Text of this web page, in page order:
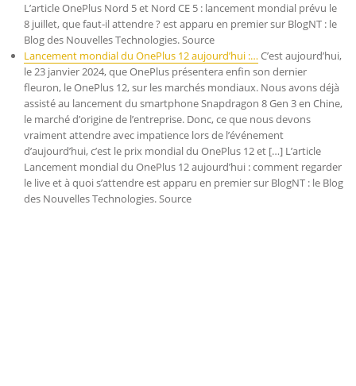
L’article OnePlus Nord 5 et Nord CE 5 : lancement mondial prévu le
8 juillet, que faut-il attendre ? est apparu en premier sur BlogNT : le
Blog des Nouvelles Technologies. Source
Lancement mondial du OnePlus 12 aujourd’hui :…C’est aujourd’hui,
le 23 janvier 2024, que OnePlus présentera enfin son dernier
fleuron, le OnePlus 12, sur les marchés mondiaux. Nous avons déjà
assisté au lancement du smartphone Snapdragon 8 Gen 3 en Chine,
le marché d’origine de l’entreprise. Donc, ce que nous devons
vraiment attendre avec impatience lors de l’événement
d’aujourd’hui, c’est le prix mondial du OnePlus 12 et […] L’article
Lancement mondial du OnePlus 12 aujourd’hui : comment regarder
le live et à quoi s’attendre est apparu en premier sur BlogNT : le Blog
des Nouvelles Technologies. Source